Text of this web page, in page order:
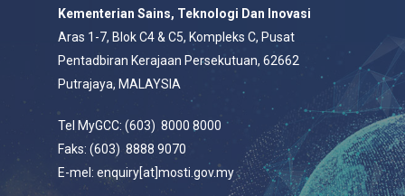
Kementerian Sains, Teknologi Dan Inovasi
Aras 1-7, Blok C4 & C5, Kompleks C, Pusat
Pentadbiran Kerajaan Persekutuan, 62662
Putrajaya, MALAYSIA
Tel MyGCC: (603) 8000 8000
Faks: (603) 8888 9070
E-mel: enquiry[at]mosti.gov.my